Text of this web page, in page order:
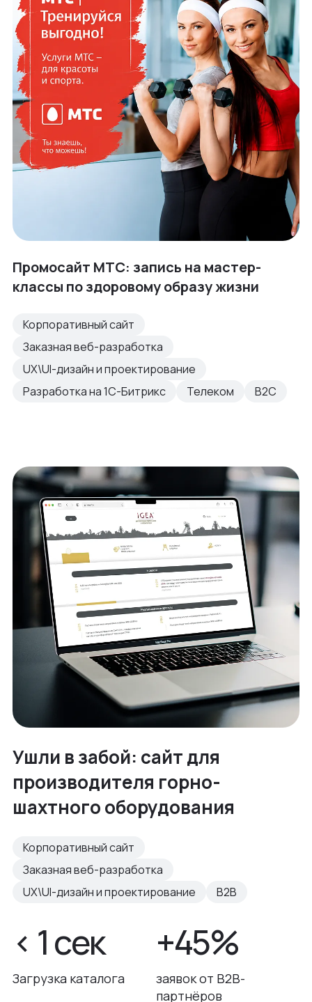
Промосайт МТС: запись на мастер-
классы по здоровому образу жизни
Корпоративный сайт
Заказная веб-разработка
UX\UI-дизайн и проектирование
Разработка на 1С-Битрикс
Телеком B2C
Ушли в забой: сайт для
производителя горно-
шахтного оборудования
Корпоративный сайт
Заказная веб-разработка
UX\UI-дизайн и проектирование
B2B
< 1 сек
Загрузка каталога
+45%
заявок от B2B-
партнёров